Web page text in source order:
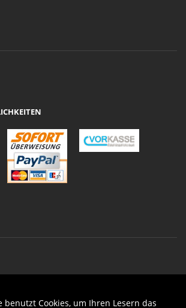
benutzt Cookies, um Ihren Lesern das
Auftrag widerrufen